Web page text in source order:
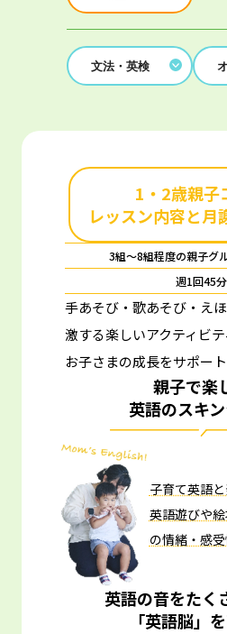
文法・英検
1・2歳親子
レッスン内容と月
3組～8組程度の親子グ
週1回45分
手あそび・歌あそび・え
激する楽しいアクティビテ
お子さまの成長をサポート
親子で楽
英語のスキ
子育て英語と
英語遊びや
の情緒・感受
英語の音をたく
「英語脳」